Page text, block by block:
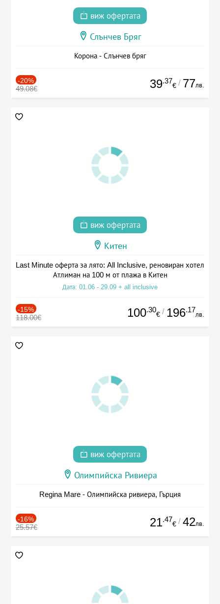
виж офертата
Слънчев Бряг
Корона - Слънчев бряг
-20%
49.08€ 39.37
€ / 77лв.
виж офертата
Китен
Last Minute оферта за лято: All Inclusive, реновиран хотел
Атлиман на 100 м от плажа в Китен
Дата: 01.06 - 29.09 + all inclusive
-15%
118.00€ 100.30
€ / 196.17
лв.
виж офертата
Олимпийска Ривиера
Regina Mare - Олимпийска ривиера, Гърция
-16%
25.57€ 21.47
€ / 42лв.